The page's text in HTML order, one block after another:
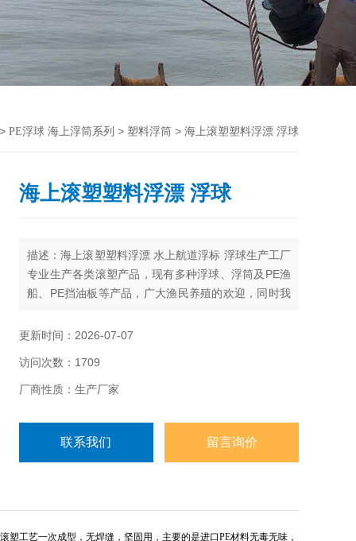
PE浮球 海上浮筒系列 > 塑料浮筒 > 海上滚塑塑料浮漂 浮球
海上滚塑塑料浮漂 浮球
描述：海上滚塑塑料浮漂 水上航道浮标 浮球生产工厂
专业生产各类滚塑产品，现有多种浮球、浮筒及PE渔
船、PE挡油板等产品，广大渔民养殖的欢迎，同时我
制，洽谈。
更新时间：2026-07-07
访问次数：1709
厂商性质：生产厂家
联系我们 留言询价
塑工艺一次成型，无焊缝，坚固用，主要的是进口PE材料无毒无味，